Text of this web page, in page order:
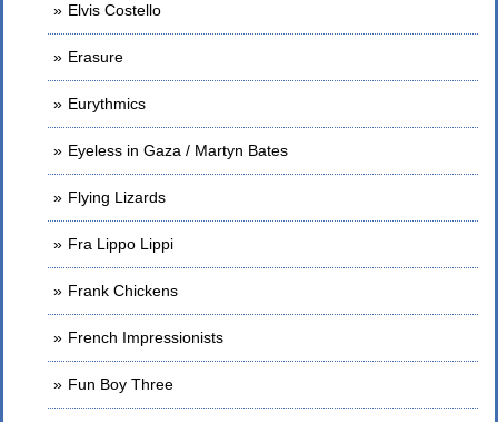
Elvis Costello
Erasure
Eurythmics
Eyeless in Gaza / Martyn Bates
Flying Lizards
Fra Lippo Lippi
Frank Chickens
French Impressionists
Fun Boy Three